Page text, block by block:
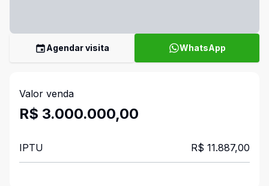
Agendar visita WhatsApp
Valor venda
R$ 3.000.000,00
IPTU R$ 11.887,00